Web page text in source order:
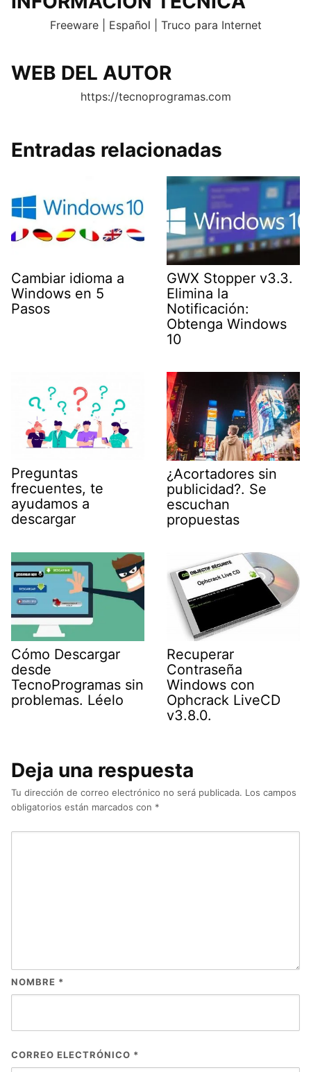
Freeware | Español | Truco para Internet
WEB DEL AUTOR
https://tecnoprogramas.com
Entradas relacionadas
Cambiar idioma a
Windows en 5
Pasos
GWX Stopper v3.3.
Elimina la
Notificación:
Obtenga Windows
10
Preguntas
frecuentes, te
ayudamos a
descargar
¿Acortadores sin
publicidad?. Se
escuchan
propuestas
Cómo Descargar
desde
TecnoProgramas sin
problemas. Léelo
Recuperar
Contraseña
Windows con
Ophcrack LiveCD
v3.8.0.
Deja una respuesta
Tu dirección de correo electrónico no será publicada. Los campos
obligatorios están marcados con *
NOMBRE *
CORREO ELECTRÓNICO *